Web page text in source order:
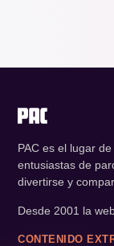
PAC es el lugar
entusiastas de
divertirse y
Desde 2001 la
CONTENIDO